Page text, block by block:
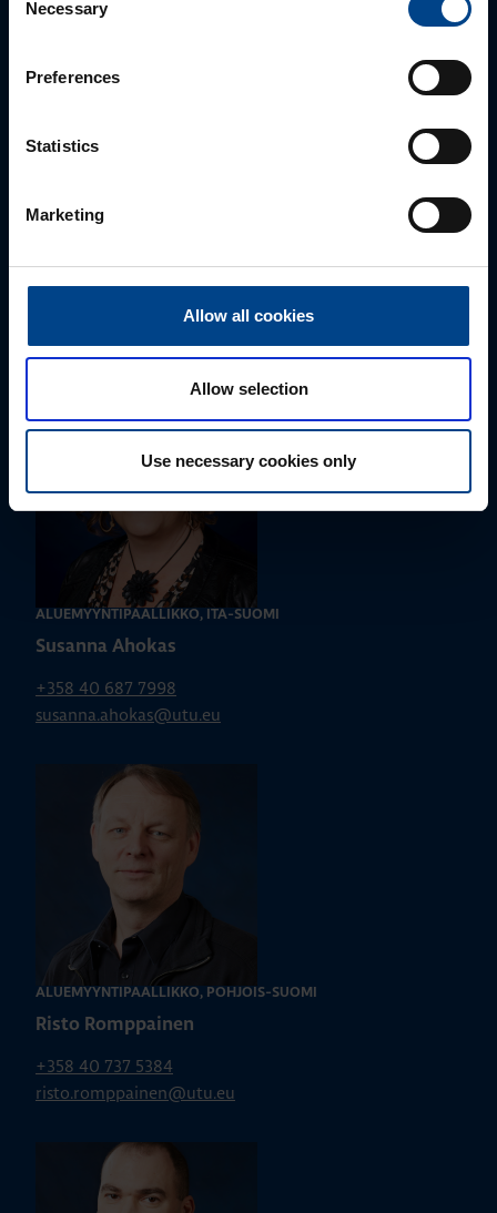
Selection
Necessary
Preferences
Statistics
Marketing
Allow all cookies
Allow selection
Use necessary cookies only
Jussi Pernaa
ALUEMYYNTIPÄÄLLIKKÖ, ITÄ-SUOMI
Susanna Ahokas
+358 40 687 7998
susanna.ahokas@utu.eu
ALUEMYYNTIPÄÄLLIKKÖ, POHJOIS-SUOMI
Risto Romppainen
+358 40 737 5384
risto.romppainen@utu.eu